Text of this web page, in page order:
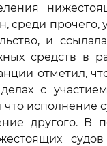
среди прочего,
и
средств в
отметил,
с
исполнение
другого. В